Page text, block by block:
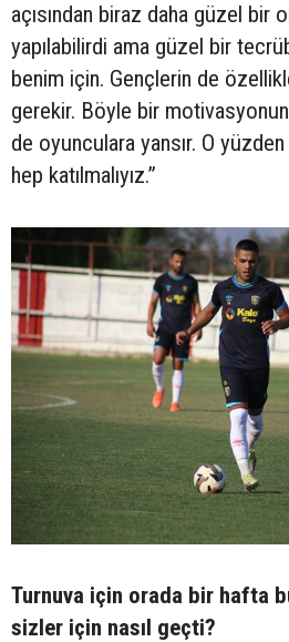
açısından biraz daha güzel bir
yapılabilirdi ama güzel bir
benim için. Gençlerin de
gerekir. Böyle bir
de oyunculara yansır. O
hep katılmalıyız.”
Turnuva için orada bir hafta
sizler için nasıl geçti?